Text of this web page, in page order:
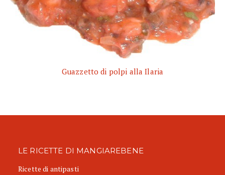
Guazzetto di polpi alla Ilaria
LE RICETTE DI MANGIAREBENE
Ricette di antipasti